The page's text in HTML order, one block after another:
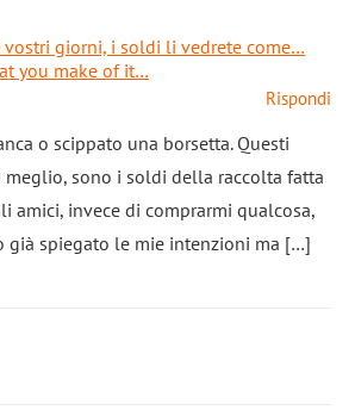
vostri giorni, i soldi li vedrete come…
you make of it…
Rispondi
o scippato una borsetta. Questi
meglio, sono i soldi della raccolta fatta
amici, invece di comprarmi qualcosa,
già spiegato le mie intenzioni ma […]